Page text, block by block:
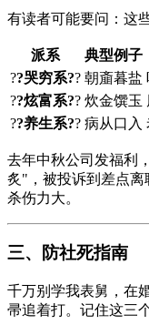
有读者可能要问：这
派系 典型例子
??哭穷系?? 朝齑暮盐
??炫富系?? 炊金馔玉
??养生系?? 病从口入
去年中秋公司发福利
炙"，被投诉到差点离
杀伤力大。
三、防社死指南
千万别学我表舅，在
帚追着打。记住这三